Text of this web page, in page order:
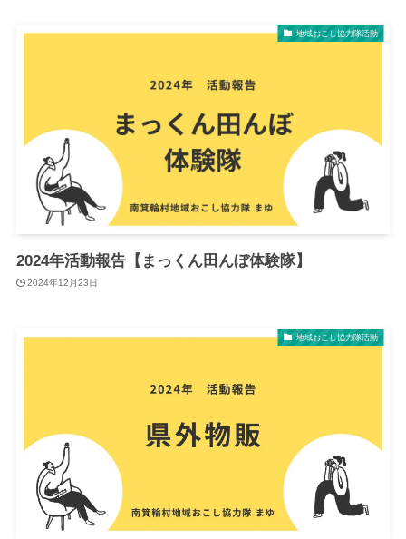
地域おこし協力隊活動
2024年活動報告【まっくん田んぼ体験隊】
2024年12月23日
地域おこし協力隊活動